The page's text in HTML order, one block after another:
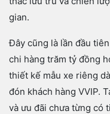
gian.
Đây cũng là lần đầu
chi hàng trăm tỷ đồng
thiết kế mẫu xe riêng
đón khách hàng VVIP.
và ưu đãi chưa từng có